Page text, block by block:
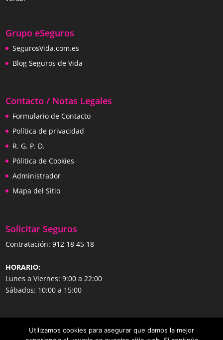
Grupo eSeguros
SegurosVida.com.es
Blog Seguros de Vida
Contacto / Notas Legales
Formulario de Contacto
Política de privacidad
R. G. P. D.
Pólitica de Cookies
Administrador
Mapa del Sitio
Solicitar Seguros
Contratación:912 18 45 18
HORARIO:
Lunes a Viernes: 9:00 a 22:00
Sábados: 10:00 a 15:00
Utilizamos cookies para asegurar que damos la mejor